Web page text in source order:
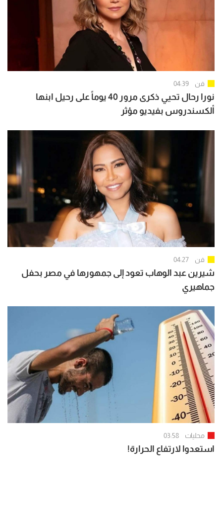
فن 04:39
نورا رحال تحيي ذكرى مرور 40 يوماً على رحيل ابنها
ألكسندروس بفيديو مؤثر
فن 04:27
شيرين عبد الوهاب تعود إلى جمهورها في مصر بحفل
جماهيري
محليات 03:58
استعدوا لارتفاع الحرارة!